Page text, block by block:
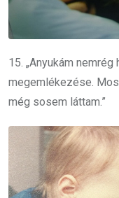
15. „Anyukám
megemlékezése.
még sosem láttam.”